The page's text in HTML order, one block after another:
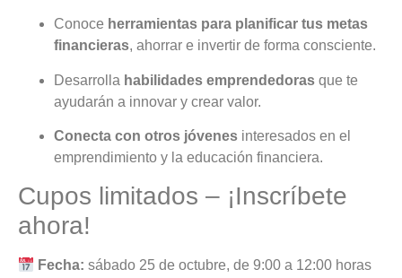
Conoce herramientas para planificar tus metas
financieras, ahorrar e invertir de forma consciente.
Desarrolla habilidades emprendedoras que te
ayudarán a innovar y crear valor.
Conecta con otros jóvenes interesados en el
emprendimiento y la educación financiera.
Cupos limitados – ¡Inscríbete
ahora!
Fecha: sábado 25 de octubre, de 9:00 a 12:00 horas